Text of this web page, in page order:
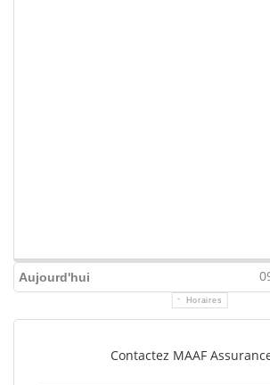
Aujourd'hui
Horaires
Contactez MAAF